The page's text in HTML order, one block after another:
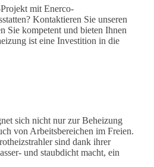
mit Enerco-
Kontaktieren Sie unseren
Sie kompetent und bieten Ihnen
ist eine Investition in die
sich nicht nur zur Beheizung
von Arbeitsbereichen im Freien.
sind dank ihrer
und staubdicht macht, ein